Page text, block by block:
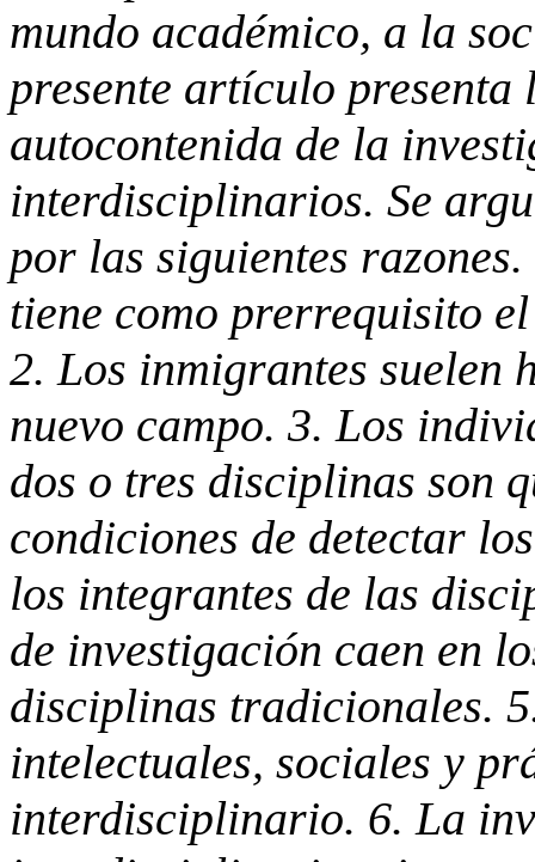
mundo académico, a la
presente artículo
autocontenida de la
interdisciplinarios. Se
por las siguientes
tiene como prerrequisito
2. Los inmigrantes suelen
nuevo campo. 3. Los
dos o tres disciplinas son
condiciones de detectar
los integrantes de las
de investigación caen en
disciplinas tradicionales.
intelectuales, sociales y
interdisciplinario. 6. La